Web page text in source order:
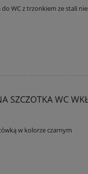
WC z trzonkiem ze stali
SZCZOTKA WC
w kolorze czarnym